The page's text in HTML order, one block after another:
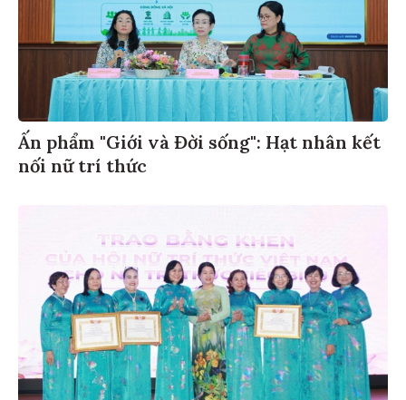
Ấn phẩm "Giới và Đời sống": Hạt nhân kết
nối nữ trí thức